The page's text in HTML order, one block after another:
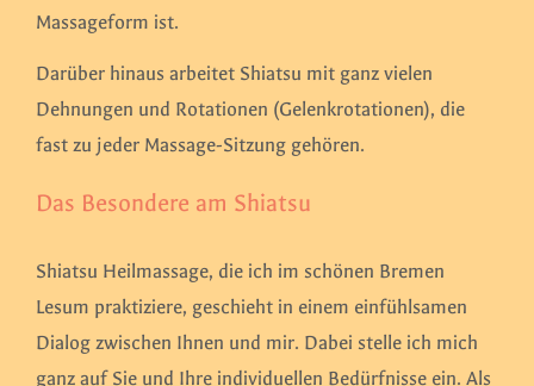
Massageform ist.
Darüber hinaus arbeitet Shiatsu mit ganz vielen
Dehnungen und Rotationen (Gelenkrotationen), die
fast zu jeder Massage-Sitzung gehören.
Das Besondere am Shiatsu
Shiatsu Heilmassage, die ich im schönen Bremen
Lesum praktiziere, geschieht in einem einfühlsamen
Dialog zwischen Ihnen und mir. Dabei stelle ich mich
ganz auf Sie und Ihre individuellen Bedürfnisse ein. Als